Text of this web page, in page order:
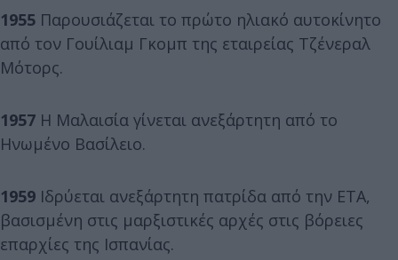
1955 Παρουσιάζεται το πρώτο ηλιακό αυτοκίνητο
από τον Γουίλιαμ Γκομπ της εταιρείας Τζένεραλ
Μότορς.
1957 Η Μαλαισία γίνεται ανεξάρτητη από το
Ηνωμένο Βασίλειο.
1959 Ιδρύεται ανεξάρτητη πατρίδα από την ΕΤΑ,
βασισμένη στις μαρξιστικές αρχές στις βόρειες
επαρχίες της Ισπανίας.